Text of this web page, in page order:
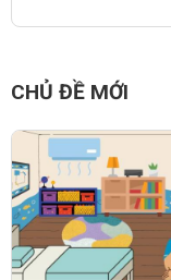
CHỦ ĐỀ MỚI